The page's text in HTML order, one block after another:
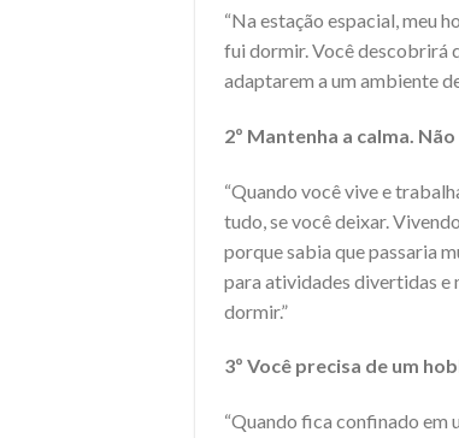
“Na estação espacial, meu
fui dormir. Você descobrirá
adaptarem a um ambiente
2º Mantenha a calma.
“Quando você vive e
tudo, se você deixar.
porque sabia que passaria
para atividades divertidas e
dormir.”
3º Você precisa de um
“Quando fica confinado em